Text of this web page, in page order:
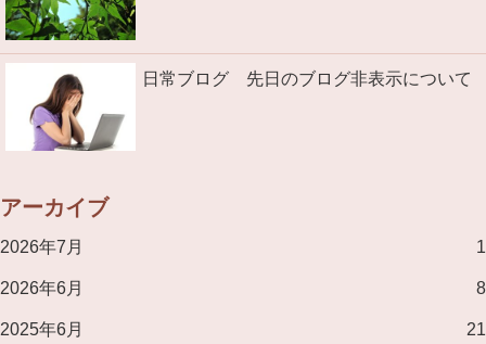
日常ブログ 先日のブログ非表示について
アーカイブ
2026年7月 1
2026年6月 8
2025年6月 21